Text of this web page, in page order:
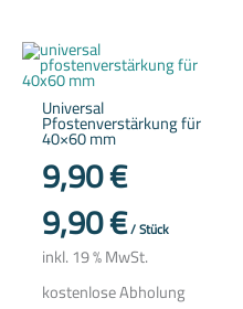
Universal
Pfostenverstärkung für
40×60 mm
9,90€
9,90€/Stück
inkl. 19 % MwSt.
kostenlose Abholung